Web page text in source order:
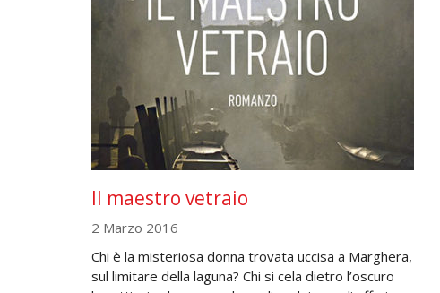
Il maestro vetraio
2 Marzo 2016
Chi è la misteriosa donna trovata uccisa a Marghera,
sul limitare della laguna? Chi si cela dietro l’oscuro